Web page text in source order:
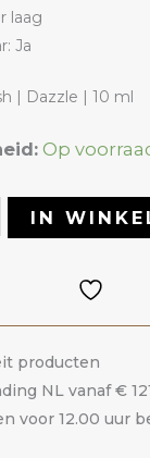
laag
Ja
| Dazzle | 10 ml
Op
IN
producten
NL vanaf €
voor 12.00 uur